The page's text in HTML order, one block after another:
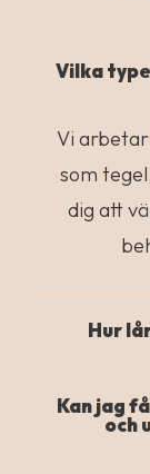
Vilka
Vi
som
dig att
Hur
Kan jag
och